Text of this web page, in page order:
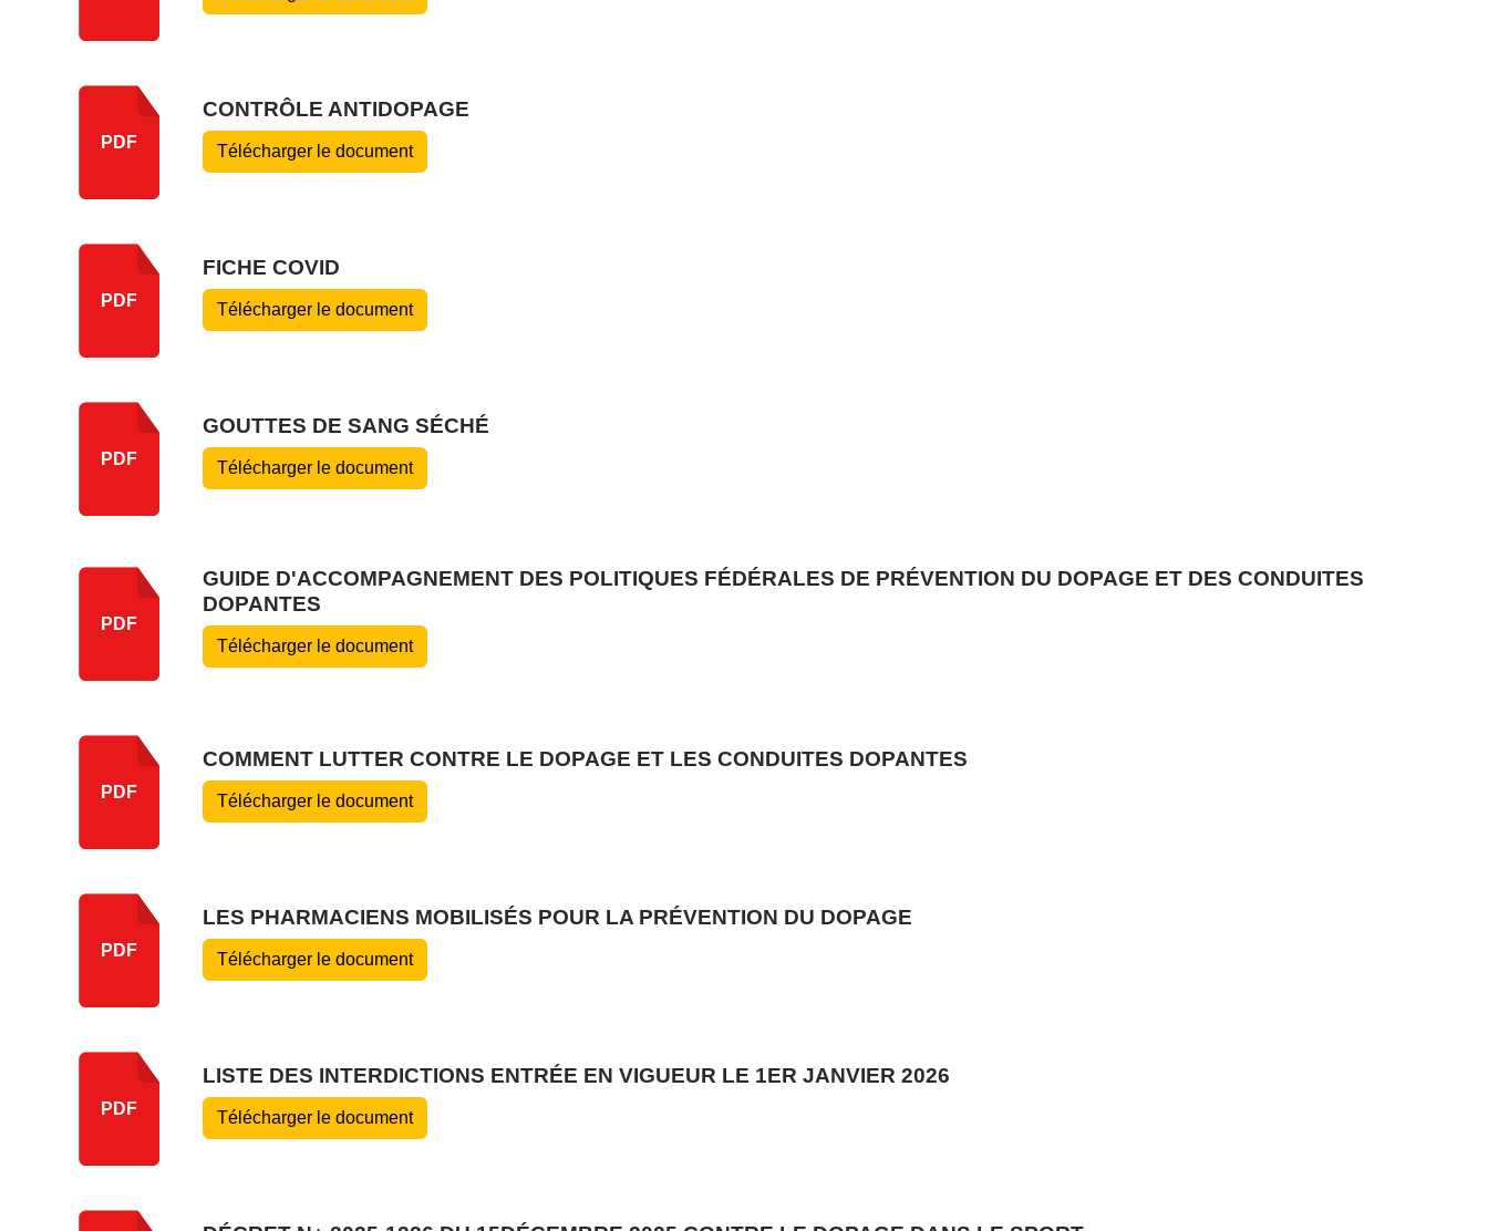
PDF
CONTRÔLE ANTIDOPAGE
Télécharger le document
PDF
FICHE COVID
Télécharger le document
PDF
GOUTTES DE SANG SÉCHÉ
Télécharger le document
PDF
GUIDE D'ACCOMPAGNEMENT DES POLITIQUES FÉDÉRALES DE PRÉVENTION DU DOPAGE ET DES CONDUITES
DOPANTES
Télécharger le document
PDF
COMMENT LUTTER CONTRE LE DOPAGE ET LES CONDUITES DOPANTES
Télécharger le document
PDF
LES PHARMACIENS MOBILISÉS POUR LA PRÉVENTION DU DOPAGE
Télécharger le document
PDF
LISTE DES INTERDICTIONS ENTRÉE EN VIGUEUR LE 1ER JANVIER 2026
Télécharger le document